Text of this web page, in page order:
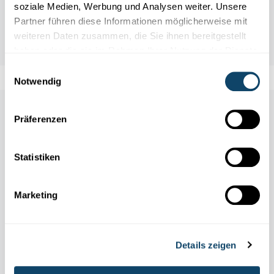
soziale Medien, Werbung und Analysen weiter. Unsere
Partner führen diese Informationen möglicherweise mit
weiteren Daten zusammen, die Sie ihnen bereitgestellt
Notwendig
Präferenzen
Statistiken
Marketing
Details zeigen
Auch in dieser Rubrik